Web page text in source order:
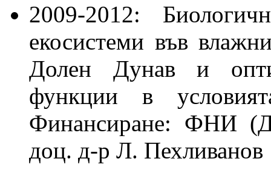
2009-2012:
eкосистеми във
Долен Дунав и
функции в
Финансиране: ФНИ
доц. д-р Л. Пехливанов